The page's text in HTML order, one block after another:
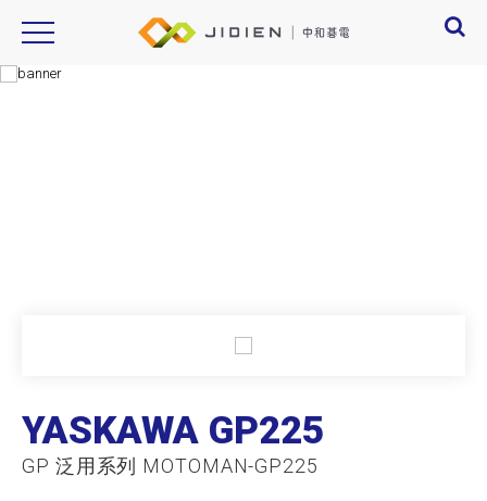
YASKAWA GP225
GP 泛用系列 MOTOMAN-GP225